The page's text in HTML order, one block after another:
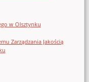
w Olsztynku
Zarządzania Jakością